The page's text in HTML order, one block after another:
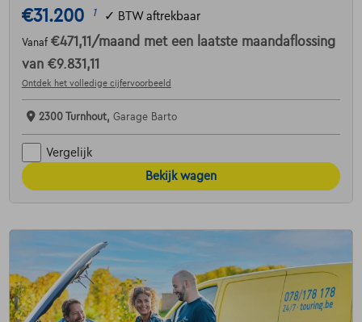
€31.200 1 ✓ BTW aftrekbaar
Vanaf €471,11 /maand met een laatste maandaflossing
van €9.831,11
Ontdek het volledige cijfervoorbeeld
2300 Turnhout, Garage Barto
Vergelijk
Bekijk wagen